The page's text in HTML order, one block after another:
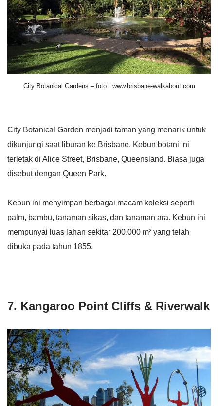
City Botanical Gardens – foto : www.brisbane-walkabout.com
City Botanical Garden menjadi taman yang menarik untuk
dikunjungi saat liburan ke Brisbane. Kebun botani ini
terletak di Alice Street, Brisbane, Queensland. Biasa juga
disebut dengan Queen Park.
Kebun ini menyimpan berbagai macam koleksi seperti
palm, bambu, tanaman sikas, dan tanaman ara. Kebun ini
mempunyai luas lahan sekitar 200.000 m² yang telah
dibuka pada tahun 1855.
7. Kangaroo Point Cliffs & Riverwalk